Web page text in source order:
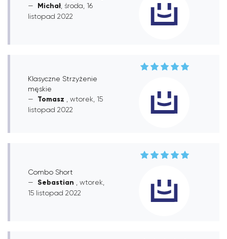
Michał , środa, 16
listopad 2022
Klasyczne Strzyżenie
męskie
Tomasz
, wtorek, 15
listopad 2022
Combo Short
Sebastian
, wtorek,
15 listopad 2022